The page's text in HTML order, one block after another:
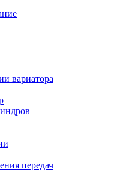
вариатора
передач